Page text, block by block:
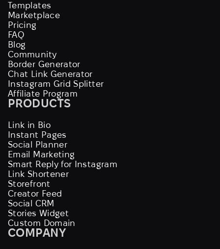
Templates
Marketplace
Pricing
FAQ
Blog
Community
Border Generator
Chat Link Generator
Instagram Grid Splitter
Affiliate Program
PRODUCTS
Link in Bio
Instant Pages
Social Planner
Email Marketing
Smart Reply for Instagram
Link Shortener
Storefront
Creator Feed
Social CRM
Stories Widget
Custom Domain
COMPANY